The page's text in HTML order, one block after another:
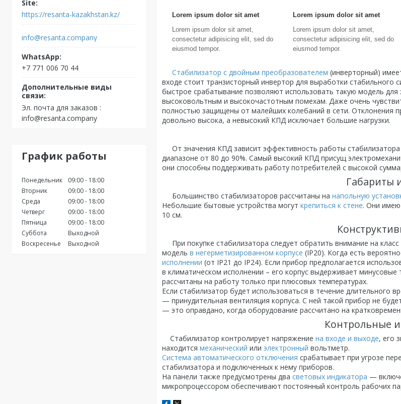
https://resanta-kazakhstan.kz/
info@resanta.company
+7 771 006 70 44
Эл. почта для заказов
info@resanta.company
График работы
Понедельник 09:00
18:00
Вторник
09:00
18:00
Среда
09:00
18:00
Четверг
09:00
18:00
Пятница
09:00
18:00
Суббота
Выходной
Воскресенье
Выходной
Lorem ipsum dolor sit amet
Lorem ipsum dolor sit amet,
consectetur adipisicing elit, sed do
eiusmod tempor.
Lorem ipsum dolor sit amet
Lorem ipsum dolor sit amet,
consectetur adipisicing elit, sed do
eiusmod tempor.
Стабилизатор с двойным преобразователем (инверторный)
входе стоит транзисторный инвертор для выработки стабильного
быстрое срабатывание позволяют использовать такую модель
высоковольтным и высокочастотным помехам. Даже очень
полностью защищены от малейших колебаний в сети. Отклонения
довольно высока, а невысокий КПД исключает большие нагрузки.
От значения КПД зависит эффективность работы
диапазоне от 80 до 90%. Самый высокий КПД присущ
они способны поддерживать работу потребителей с высокой
Габариты
Большинство стабилизаторов рассчитаны на напольную
Небольшие бытовые устройства могут крепиться к стене. Они
10 см.
При покупке стабилизатора следует обратить внимание на
модель в негерметизированном корпусе (IP20). Когда есть
исполнении (от IP21 до IP24). Если прибор предполагается
в климатическом исполнении – его корпус выдерживает
рассчитаны на работу только при плюсовых температурах.
Если стабилизатор будет использоваться в течение
— принудительная вентиляция корпуса. С ней такой прибор не
— это оправдано, когда оборудование рассчитано на
Контрольные
Стабилизатор контролирует напряжение на входе и выходе, его
находится механический или электронный вольтметр.
Система автоматического отключения срабатывает при угрозе
стабилизатора и подключенных к нему приборов.
На панели также предусмотрены два световых индикатора —
микропроцессором обеспечивают постоянный контроль рабочих